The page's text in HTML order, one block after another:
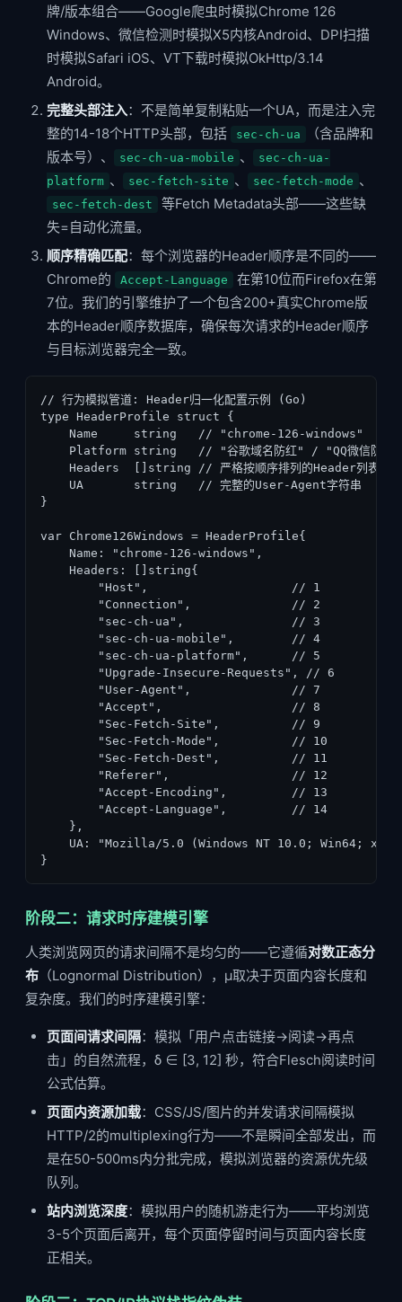
牌/版本组合——Google爬虫时模拟Chrome 126
Windows、微信检测时模拟X5内核Android、DPI扫描
时模拟Safari iOS、VT下载时模拟OkHttp/3.14
Android。
完整头部注入：不是简单复制粘贴一个UA，而是注入完
整的14-18个HTTP头部，包括
sec-ch-ua
（含品牌和
版本号）、
sec-ch-ua-mobile 、
sec-ch-ua-
platform 、 sec-fetch-site 、 sec-fetch-mode 、
sec-fetch-dest
等Fetch Metadata头部——这些缺
失=自动化流量。
顺序精确匹配：每个浏览器的Header顺序是不同的——
Chrome的
Accept-Language
在第10位而Firefox在第
7位。我们的引擎维护了一个包含200+真实Chrome版
本的Header顺序数据库，确保每次请求的Header顺序
与目标浏览器完全一致。
// 行为模拟管道: Header归一化配置示例 (Go)
type HeaderProfile struct {
    Name     string   // "chrome-126-windows"
Platform string   // "谷歌域名防红" / "QQ微信防红
    Headers  []string // 严格按顺序排列的Header列表
    UA       string   // 完整的User-Agent字符串
}
var Chrome126Windows = HeaderProfile{
    Name: "chrome-126-windows",
    Headers: []string{
        "Host",                    // 1
        "Connection",              // 2
        "sec-ch-ua",               // 3
        "sec-ch-ua-mobile",        // 4
        "sec-ch-ua-platform",      // 5
        "Upgrade-Insecure-Requests", // 6
        "User-Agent",              // 7
        "Accept",                  // 8
        "Sec-Fetch-Site",          // 9
        "Sec-Fetch-Mode",          // 10
        "Sec-Fetch-Dest",          // 11
        "Referer",                 // 12
        "Accept-Encoding",         // 13
        "Accept-Language",         // 14
    },
UA: "Mozilla/5.0 (Windows NT 10.0; Win64;
}
阶段二：请求时序建模引擎
人类浏览网页的请求间隔不是均匀的——它遵循对数正态分
布 （Lognormal Distribution），μ取决于页面内容长度和
复杂度。我们的时序建模引擎：
页面间请求间隔：模拟「用户点击链接→阅读→再点
击」的自然流程，δ ∈ [3, 12] 秒，符合Flesch阅读时间
公式估算。
页面内资源加载：CSS/JS/图片的并发请求间隔模拟
HTTP/2的multiplexing行为——不是瞬间全部发出，而
是在50-500ms内分批完成，模拟浏览器的资源优先级
队列。
站内浏览深度：模拟用户的随机游走行为——平均浏览
3-5个页面后离开，每个页面停留时间与页面内容长度
正相关。